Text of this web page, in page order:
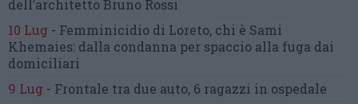
dell’architetto Bruno Rossi
10 Lug - Femminicidio di Loreto, chi è Sami
Khemaies: dalla condanna per spaccio alla fuga dai
domiciliari
9 Lug - Frontale tra due auto, 6 ragazzi in ospedale